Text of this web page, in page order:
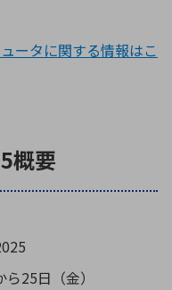
ータに関する情報はこ
概要
25日（金）